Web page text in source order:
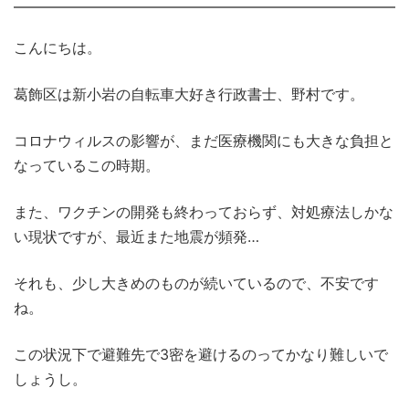
こんにちは。
葛飾区は新小岩の自転車大好き行政書士、野村です。
コロナウィルスの影響が、まだ医療機関にも大きな負担と
なっているこの時期。
また、ワクチンの開発も終わっておらず、対処療法しかな
い現状ですが、最近また地震が頻発…
それも、少し大きめのものが続いているので、不安です
ね。
この状況下で避難先で3密を避けるのってかなり難しいで
しょうし。